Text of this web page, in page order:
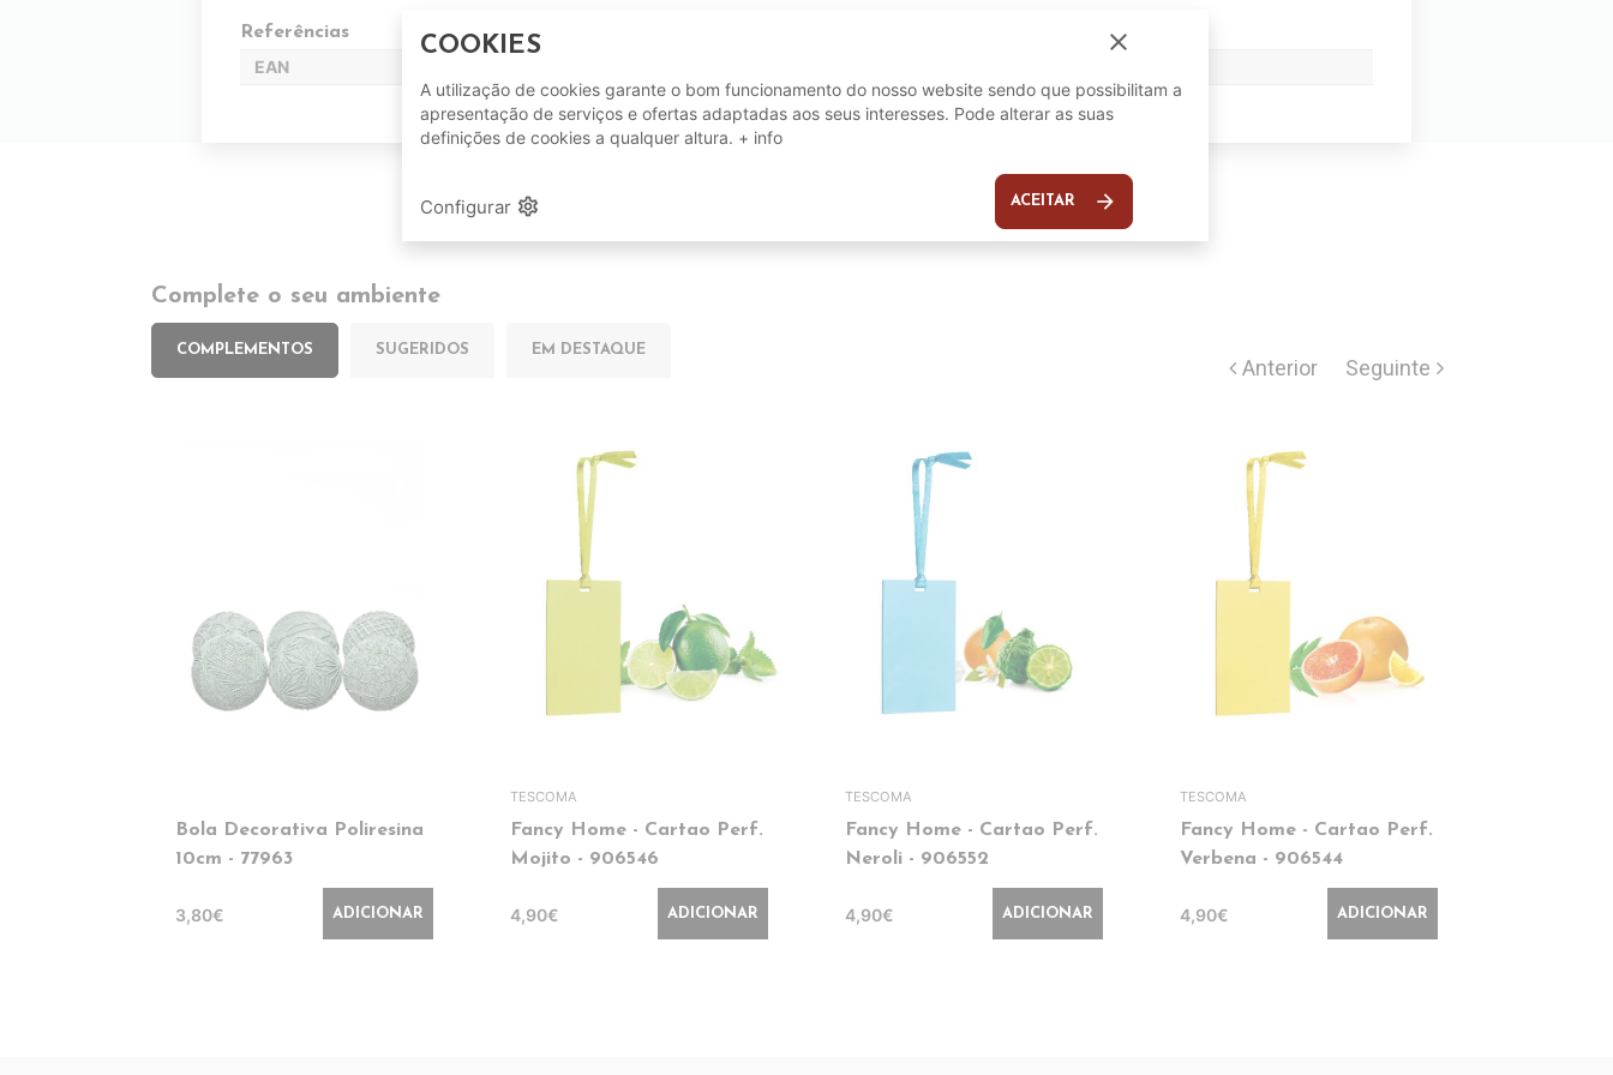
Referências
EAN
Complete o seu ambiente
COMPLEMENTOS SUGERIDOS EM DESTAQUE
Bola Decorativa Poliresina
10cm - 77963
3,80€ ADICIONAR
TESCOMA
Fancy Home - Cartao Perf.
Mojito - 906546
4,90€ ADICIONAR
TESCOMA
Fancy Home - Cartao Perf.
Neroli - 906552
4,90€ ADICIONAR
TESCOMA
Fancy Home - Cartao Perf.
Verbena - 906544
4,90€ ADICIONAR
COOKIES close
A utilização de cookies garante o bom funcionamento do nosso website sendo que possibilitam a
apresentação de serviços e ofertas adaptadas aos seus interesses. Pode alterar as suas
definições de cookies a qualquer altura. + info
Configurar settings ACEITAR arrow_forward